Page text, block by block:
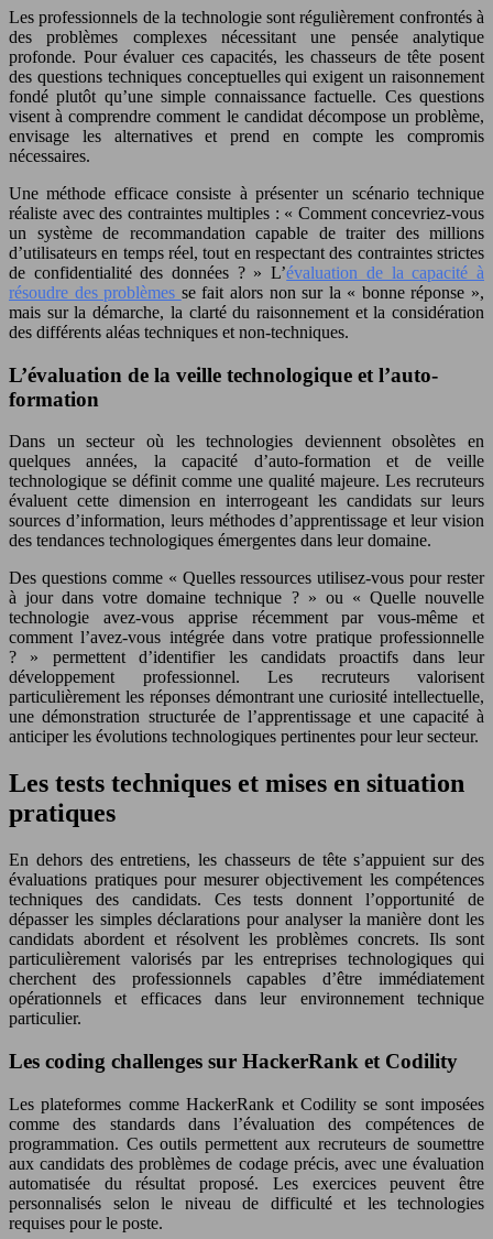
Les professionnels de la technologie sont régulièrement confrontés à
des problèmes complexes nécessitant une pensée analytique
profonde. Pour évaluer ces capacités, les chasseurs de tête posent
des questions techniques conceptuelles qui exigent un raisonnement
fondé plutôt qu’une simple connaissance factuelle. Ces questions
visent à comprendre comment le candidat décompose un problème,
envisage les alternatives et prend en compte les compromis
nécessaires.
Une méthode efficace consiste à présenter un scénario technique
réaliste avec des contraintes multiples : « Comment concevriez-vous
un système de recommandation capable de traiter des millions
d’utilisateurs en temps réel, tout en respectant des contraintes strictes
de confidentialité des données ? » L’évaluation de la capacité à
résoudre des problèmes se fait alors non sur la « bonne réponse »,
mais sur la démarche, la clarté du raisonnement et la considération
des différents aléas techniques et non-techniques.
L’évaluation de la veille technologique et l’auto-
formation
Dans un secteur où les technologies deviennent obsolètes en
quelques années, la capacité d’auto-formation et de veille
technologique se définit comme une qualité majeure. Les recruteurs
évaluent cette dimension en interrogeant les candidats sur leurs
sources d’information, leurs méthodes d’apprentissage et leur vision
des tendances technologiques émergentes dans leur domaine.
Des questions comme « Quelles ressources utilisez-vous pour rester
à jour dans votre domaine technique ? » ou « Quelle nouvelle
technologie avez-vous apprise récemment par vous-même et
comment l’avez-vous intégrée dans votre pratique professionnelle
? » permettent d’identifier les candidats proactifs dans leur
développement professionnel. Les recruteurs valorisent
particulièrement les réponses démontrant une curiosité intellectuelle,
une démonstration structurée de l’apprentissage et une capacité à
anticiper les évolutions technologiques pertinentes pour leur secteur.
Les tests techniques et mises en situation
pratiques
En dehors des entretiens, les chasseurs de tête s’appuient sur des
évaluations pratiques pour mesurer objectivement les compétences
techniques des candidats. Ces tests donnent l’opportunité de
dépasser les simples déclarations pour analyser la manière dont les
candidats abordent et résolvent les problèmes concrets. Ils sont
particulièrement valorisés par les entreprises technologiques qui
cherchent des professionnels capables d’être immédiatement
opérationnels et efficaces dans leur environnement technique
particulier.
Les coding challenges sur HackerRank et Codility
Les plateformes comme HackerRank et Codility se sont imposées
comme des standards dans l’évaluation des compétences de
programmation. Ces outils permettent aux recruteurs de soumettre
aux candidats des problèmes de codage précis, avec une évaluation
automatisée du résultat proposé. Les exercices peuvent être
personnalisés selon le niveau de difficulté et les technologies
requises pour le poste.